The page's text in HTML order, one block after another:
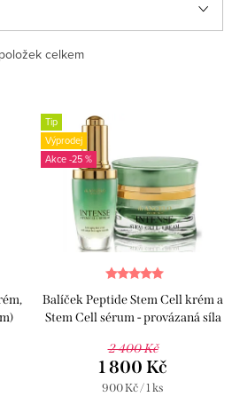
položek celkem
Tip
Výprodej
-25 %
Balíček Peptide Stem Cell krém a
Stem Cell sérum - provázaná síla
2 400 Kč
1 800 Kč
Měrná
900 Kč / 1 ks